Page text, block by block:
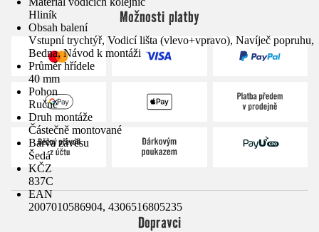
Hliník
Obsah balení
Vstupní trychtýř, Vodicí lišta (vlevo+vpravo), Navíječ popruhu,
Bedna, Návod k montáži
Průměr hřídele
40 mm
Pohon
Ručně
Druh montáže
Částečně montované
Barva závěsu
Šedá
KČZ
837C
EAN
2007010586904, 4306516805235
Možnosti platby
Dopravci